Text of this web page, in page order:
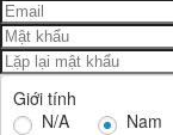
Giới tính
N/A
Nam